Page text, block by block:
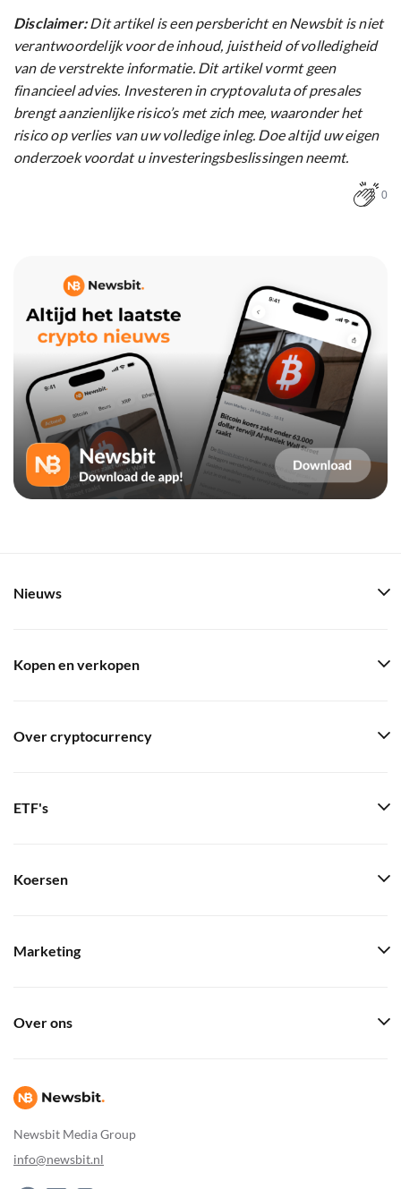
Disclaimer:Dit artikel is een persbericht en Newsbit is niet
verantwoordelijk voor de inhoud, juistheid of volledigheid
van de verstrekte informatie. Dit artikel vormt geen
financieel advies. Investeren in cryptovaluta of presales
brengt aanzienlijke risico’s met zich mee, waaronder het
risico op verlies van uw volledige inleg. Doe altijd uw eigen
onderzoek voordat u investeringsbeslissingen neemt.
0
Newsbit Media Group
info@newsbit.nl
Nieuws
Kopen en verkopen
Over cryptocurrency
ETF's
Koersen
Marketing
Over ons